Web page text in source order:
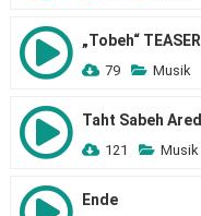
„Tobeh“ TEASER
79 Musik
Taht Sabeh Ared
121 Musik
Ende